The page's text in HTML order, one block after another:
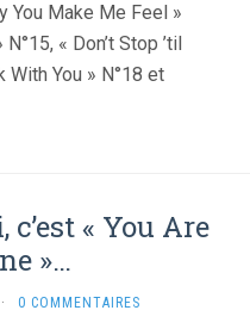
You Make Me Feel »
« Don’t Stop ’til
With You » N°18 et
« You Are
»…
· 0 COMMENTAIRES